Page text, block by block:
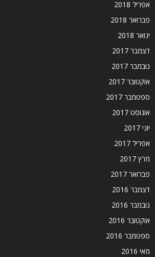
אפריל 2018
פברואר 2018
ינואר 2018
דצמבר 2017
נובמבר 2017
אוקטובר 2017
ספטמבר 2017
אוגוסט 2017
יוני 2017
אפריל 2017
מרץ 2017
פברואר 2017
דצמבר 2016
נובמבר 2016
אוקטובר 2016
ספטמבר 2016
מאי 2016